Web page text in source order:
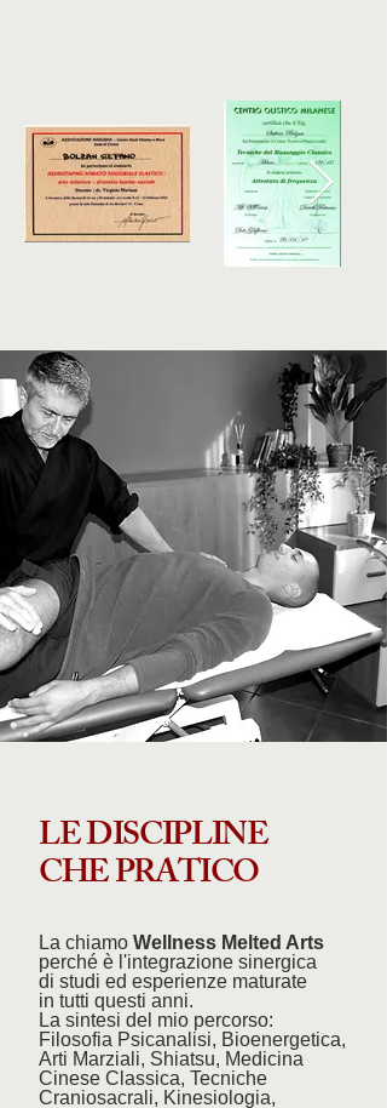
LE DISCIPLINE
CHE PRATICO
La chiamo Wellness Melted Arts
perché è l'integrazione sinergica
di studi ed esperienze maturate
in tutti questi anni.
La sintesi del mio percorso:
Filosofia Psicanalisi, Bioenergetica,
Arti Marziali, Shiatsu, Medicina
Cinese Classica, Tecniche
Craniosacrali, Kinesiologia,